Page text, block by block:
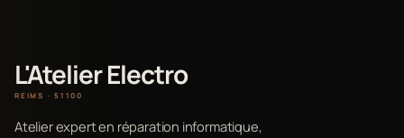
L'Atelier Electro
REIMS · 51100
Atelier expert en réparation informatique,